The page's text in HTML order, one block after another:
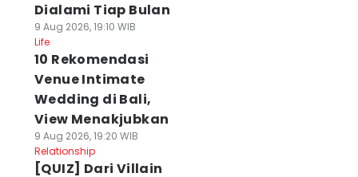
Dialami Tiap Bulan
9 Aug 2026, 19:10 WIB
Life
10 Rekomendasi
Venue Intimate
Wedding di Bali,
View Menakjubkan
9 Aug 2026, 19:20 WIB
Relationship
[QUIZ] Dari Villain